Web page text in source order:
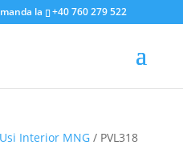
la +40 760 279 522
Usi Interior MNG/ PVL318